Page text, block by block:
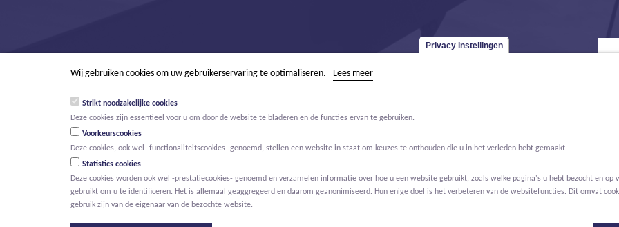
© Willemen Groep Activiteiten Projecten Innovatie
Privacy instellingen
Wij gebruiken cookies om uw gebruikerservaring te optimaliseren. Lees meer
Strikt noodzakelijke cookies
Deze cookies zijn essentieel voor u om door de website te bladeren en de functies ervan te gebruiken.
Voorkeurscookies
Deze cookies, ook wel -functionaliteitscookies- genoemd, stellen een website in staat om keuzes te onthouden die u in het verleden hebt gemaakt.
Statistics cookies
Deze cookies worden ook wel -prestatiecookies- genoemd en verzamelen informatie over hoe u een website gebruikt, zoals welke pagina's u hebt bezocht en
gebruikt om u te identificeren. Het is allemaal geaggregeerd en daarom geanonimiseerd. Hun enige doel is het verbeteren van de websitefuncties. Dit omvat
gebruik zijn van de eigenaar van de bezochte website.